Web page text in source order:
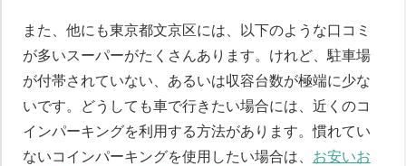
また、他にも東京都文京区には、以下のような口コミ
が多いスーパーがたくさんあります。けれど、駐車場
が付帯されていない、あるいは収容台数が極端に少な
いです。どうしても車で行きたい場合には、近くのコ
インパーキングを利用する方法があります。慣れてい
ないコインパーキングを使用したい場合は、 お安いお